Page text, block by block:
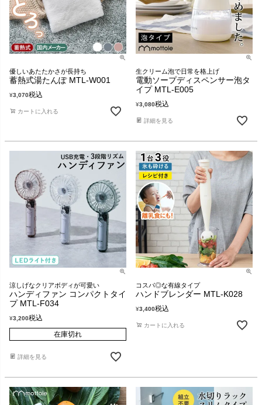
優しいあたたかさが長持ち
蓄熱式湯たんぽ MTL-W001
¥3,070税込
カートに入れる
生クリーム泡で日常を格上げ
電動ソープディスペンサー泡タ
イプ MTL-E005
¥3,080税込
詳細を見る
涼しげなクリアボディが可愛い
ハンディファン コンパクトタイ
プ MTL-F034
¥3,200税込
在庫切れ
詳細を見る
コスパ◎な有線タイプ
ハンドブレンダー MTL-K028
¥3,400税込
カートに入れる